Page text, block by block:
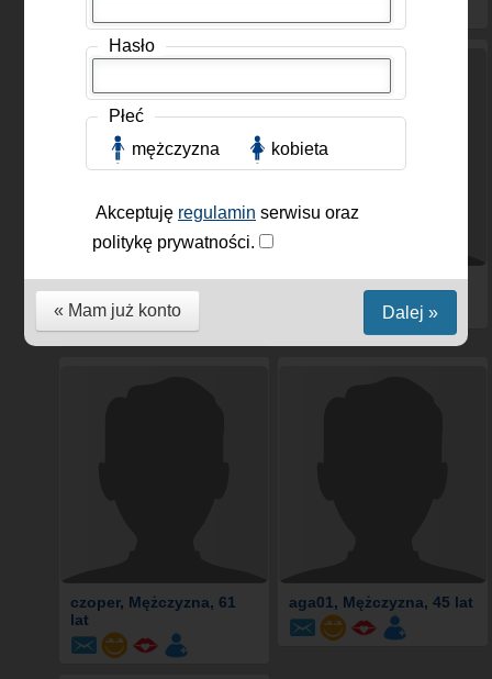
robzxc, Mężczyzna, 60
lat
Herin, Mężczyzna, 65 lat
czoper, Mężczyzna, 61
lat
aga01, Mężczyzna, 45 lat
Hasło
Płeć
mężczyzna
kobieta
Akceptuję regulamin serwisu oraz
politykę prywatności.
« Mam już konto Dalej »